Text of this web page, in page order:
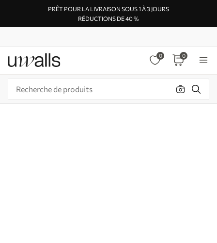
PRÊT POUR LA LIVRAISON SOUS 1 À 3 JOURS
RÉDUCTIONS DE 40 %
0 0